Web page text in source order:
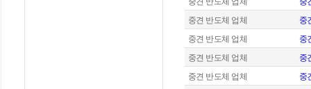
중견 반도체 업체
중
중견 반도체 업체
중
중견 반도체 업체
중
중견 반도체 업체
중